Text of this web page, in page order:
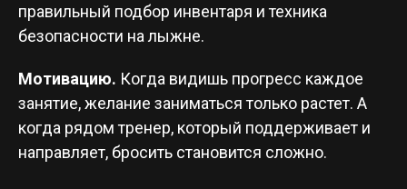
правильный подбор инвентаря и техника
безопасности на лыжне.
Мотивацию. Когда видишь прогресс каждое
занятие, желание заниматься только растет. А
когда рядом тренер, который поддерживает и
направляет, бросить становится сложно.